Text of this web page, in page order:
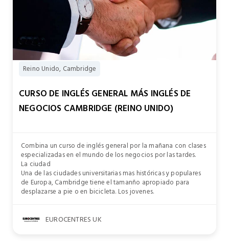
Reino Unido, Cambridge
CURSO DE INGLÉS GENERAL MÁS INGLÉS DE
NEGOCIOS CAMBRIDGE (REINO UNIDO)
Combina un curso de inglés general por la mañana con clases
especializadas en el mundo de los negocios por las tardes.
La ciudad
Una de las ciudades universitarias mas históricas y populares
de Europa, Cambridge tiene el tamanño apropiado para
desplazarse a pie o en bicicleta. Los jovenes.
EUROCENTRES UK